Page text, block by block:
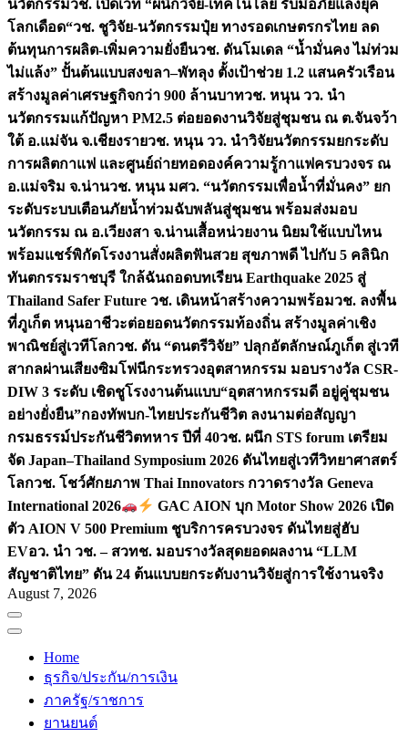
นวัตกรรมวช. เปิดเวที “ผนึกวิจัย-เทคโนโลยี รับมือภัยแล้งยุค
โลกเดือด“วช. ชูวิจัย-นวัตกรรมปุ๋ย ทางรอดเกษตรกรไทย ลด
ต้นทุนการผลิต-เพิ่มความยั่งยืนวช. ดันโมเดล “น้ำมั่นคง ไม่ท่วม
ไม่แล้ง” ปั้นต้นแบบสงขลา–พัทลุง ตั้งเป้าช่วย 1.2 แสนครัวเรือน
สร้างมูลค่าเศรษฐกิจกว่า 900 ล้านบาทวช. หนุน วว. นำ
นวัตกรรมแก้ปัญหา PM2.5 ต่อยอดงานวิจัยสู่ชุมชน ณ ต.จันจว้า
ใต้ อ.แม่จัน จ.เชียงรายวช. หนุน วว. นำวิจัยนวัตกรรมยกระดับ
การผลิตกาแฟ และศูนย์ถ่ายทอดองค์ความรู้กาแฟครบวงจร ณ
อ.แม่จริม จ.น่านวช. หนุน มศว. “นวัตกรรมเพื่อน้ำที่มั่นคง” ยก
ระดับระบบเตือนภัยน้ำท่วมฉับพลันสู่ชุมชน พร้อมส่งมอบ
นวัตกรรม ณ อ.เวียงสา จ.น่านเสื้อหน่วยงาน นิยมใช้แบบไหน
พร้อมแชร์พิกัดโรงงานสั่งผลิตฟันสวย สุขภาพดี ไปกับ 5 คลินิก
ทันตกรรมราชบุรี ใกล้ฉันถอดบทเรียน Earthquake 2025 สู่
Thailand Safer Future วช. เดินหน้าสร้างความพร้อมวช. ลงพื้น
ที่ภูเก็ต หนุนอาชีวะต่อยอดนวัตกรรมท้องถิ่น สร้างมูลค่าเชิง
พาณิชย์สู่เวทีโลกวช. ดัน “ดนตรีวิจัย” ปลุกอัตลักษณ์ภูเก็ต สู่เวที
สากลผ่านเสียงซิมโฟนีกระทรวงอุตสาหกรรม มอบรางวัล CSR-
DIW 3 ระดับ เชิดชูโรงงานต้นแบบ“อุตสาหกรรมดี อยู่คู่ชุมชน
อย่างยั่งยืน”กองทัพบก-ไทยประกันชีวิต ลงนามต่อสัญญา
กรมธรรม์ประกันชีวิตทหาร ปีที่ 40วช. ผนึก STS forum เตรียม
จัด Japan–Thailand Symposium 2026 ดันไทยสู่เวทีวิทยาศาสตร์
โลกวช. โชว์ศักยภาพ Thai Innovators กวาดรางวัล Geneva
International 2026
GAC AION บุก Motor Show 2026 เปิด
ตัว AION V 500 Premium ชูบริการครบวงจร ดันไทยสู่ฮับ
EVอว. นำ วช. – สวทช. มอบรางวัลสุดยอดผลงาน “LLM
สัญชาติไทย” ดัน 24 ต้นแบบยกระดับงานวิจัยสู่การใช้งานจริง
August 7, 2026
Home
ธุรกิจ/ประกัน/การเงิน
ภาครัฐ/ราชการ
ยานยนต์